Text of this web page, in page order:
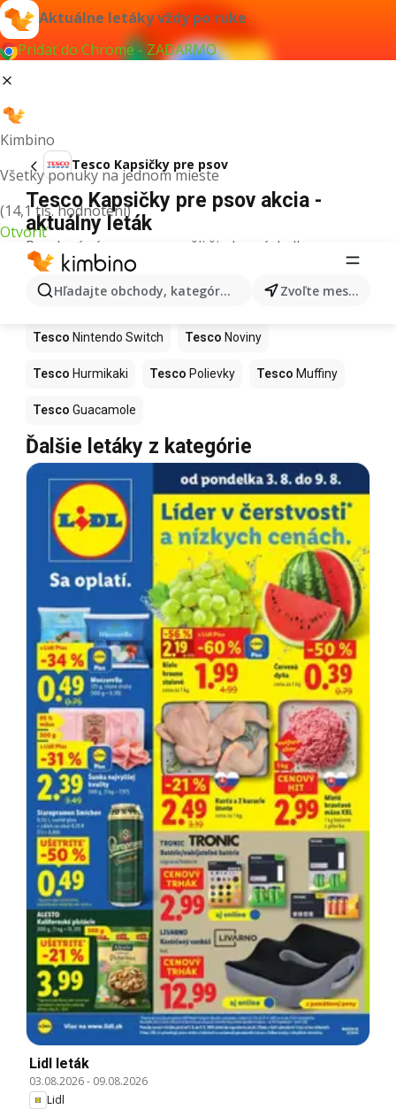
Aktuálne letáky vždy po ruke
Pridať do Chrome - ZADARMO
Kimbino
Všetky ponuky na jednom mieste
(14,1 tis. hodnotení)
Otvoriť
Hľadajte obchody, kategórie, produkty... Zvoľte mesto
Tesco Kapsičky pre psov
Tesco Kapsičky pre psov akcia -
aktuálny leták
Pre daný výraz sme nenašli žiadne výsledky.
Ďalšie produkty v obchodoch Tesco
Tesco Kapor Tesco Ashwagandha
Tesco Nintendo Switch Tesco Noviny
Tesco Hurmikaki Tesco Polievky Tesco Muffiny
Tesco Guacamole
Ďalšie letáky z kategórie
Lidl leták
03.08.2026- 09.08.2026
Lidl